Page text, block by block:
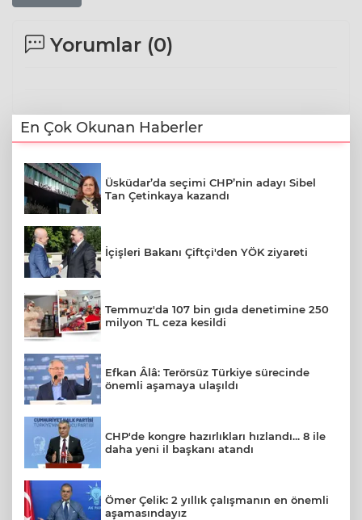
Yorumlar (0)
En Çok Okunan Haberler
Üsküdar’da seçimi CHP’nin adayı Sibel
Tan Çetinkaya kazandı
İçişleri Bakanı Çiftçi'den YÖK ziyareti
Temmuz'da 107 bin gıda denetimine 250
milyon TL ceza kesildi
Efkan Âlâ: Terörsüz Türkiye sürecinde
önemli aşamaya ulaşıldı
CHP'de kongre hazırlıkları hızlandı... 8 ile
daha yeni il başkanı atandı
Ömer Çelik: 2 yıllık çalışmanın en önemli
aşamasındayız